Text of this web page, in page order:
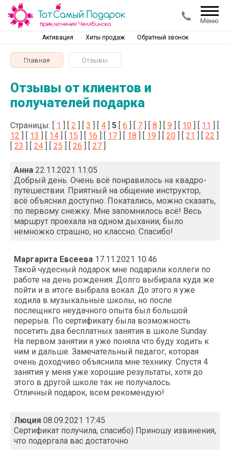
Меню
Активация Хиты продаж Обратный звонок
Главная Отзывы
Отзывы от клиентов и
получателей подарка
Страницы: [ 1 ] [ 2 ] [ 3 ] [ 4 ] 5 [ 6 ] [ 7 ] [ 8 ] [ 9 ] [ 10 ] [ 11 ] [
12 ] [ 13 ] [ 14 ] [ 15 ] [ 16 ] [ 17 ] [ 18 ] [ 19 ] [ 20 ] [ 21 ] [ 22 ]
[ 23 ] [ 24 ] [ 25 ] [ 26 ] [ 27 ]
Анна 22.11.2021 11:05
Добрый день. Очень всё понравилось на квадро-
путешествии. Приятный на общение инструктор,
всё объяснил доступно. Покатались, можно сказать,
по первому снежку. Мне запомнилось всё! Весь
маршрут проехала на одном дыхании, было
немножко страшно, но классно. Спасибо!
Маргарита Евсеева 17.11.2021 10:46
Такой чудесный подарок мне подарили коллеги по
работе на день рождения. Долго выбирала куда же
пойти и в итоге выбрала вокал. До этого я уже
ходила в музыкальные школы, но после
послещнкго неудачного опыта был большой
перерыв. По сертификату была возможность
посетить два бесплатных занятия в школе Sunday.
На первом занятии я уже поняла что буду ходить к
ним и дальше. Замечательный педагог, которая
очень доходчиво объяснила мне технику. Спустя 4
занятия у меня уже хорошие результаты, хотя до
этого в другой школе так не получалось.
Отличный подарок, всем рекомендую!
Люция 08.09.2021 17:45
Сертификат получила, спасибо) Приношу извинения,
что подергала вас достаточно